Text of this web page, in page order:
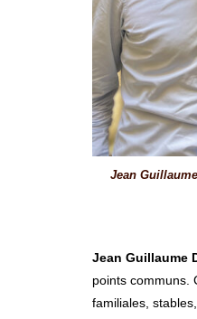
Jean
Jean Guillaume
points communs.
familiales,